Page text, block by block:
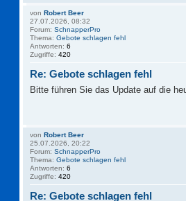
von Robert Beer
27.07.2026, 08:32
Forum: SchnapperPro
Thema: Gebote schlagen fehl
Antworten: 6
Zugriffe: 420
Re: Gebote schlagen fehl
Bitte führen Sie das Update auf die
von Robert Beer
25.07.2026, 20:22
Forum: SchnapperPro
Thema: Gebote schlagen fehl
Antworten: 6
Zugriffe: 420
Re: Gebote schlagen fehl